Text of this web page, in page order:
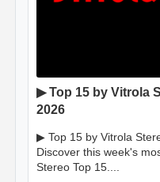
▶ Top 15 by Vitrola
2026
▶ Top 15 by Vitrola
Discover this week's
Stereo Top 15....